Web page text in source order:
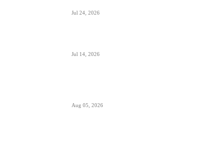
Jul 24, 2026
Jul 14, 2026
Aug 05, 2026